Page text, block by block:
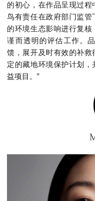
的初心，在作品呈现过
鸟有责任在政府部门监
的环境生态影响进行复
谨而透明的评估工作。
馈，展开及时有效的补
定的藏地环境保护计划
益项目。”